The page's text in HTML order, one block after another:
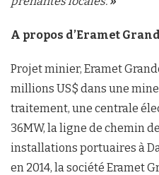
A propos d’Eramet
Projet minier, Eramet
millions US$ dans une
traitement, une centrale
36MW, la ligne de chemin
installations portuaires à
en 2014, la société Eramet